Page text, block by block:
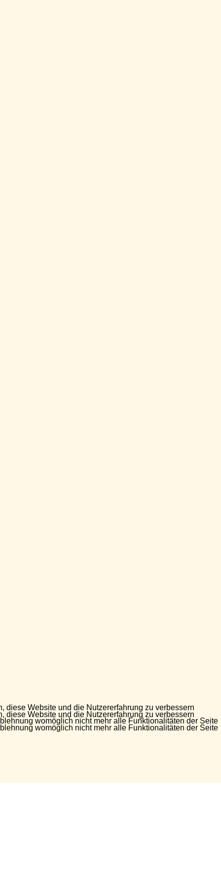
diese Website und die Nutzererfahrung zu verbessern
womöglich nicht mehr alle Funktionalitäten der Seite
diese Website und die Nutzererfahrung zu verbessern
womöglich nicht mehr alle Funktionalitäten der Seite